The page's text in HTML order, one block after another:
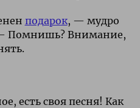
подарок, — мудро
Помнишь? Внимание,
есть своя песня! Как